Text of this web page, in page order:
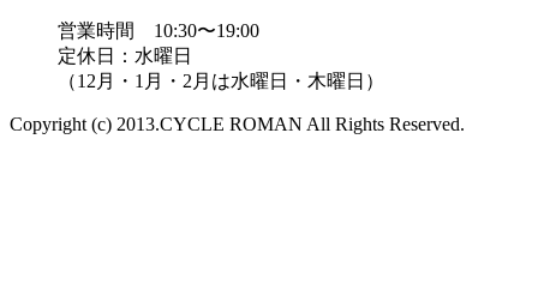
営業時間 10:30〜19:00
定休日：水曜日
（12月・1月・2月は水曜日・木曜日）
Copyright (c) 2013.CYCLE ROMAN All Rights Reserved.